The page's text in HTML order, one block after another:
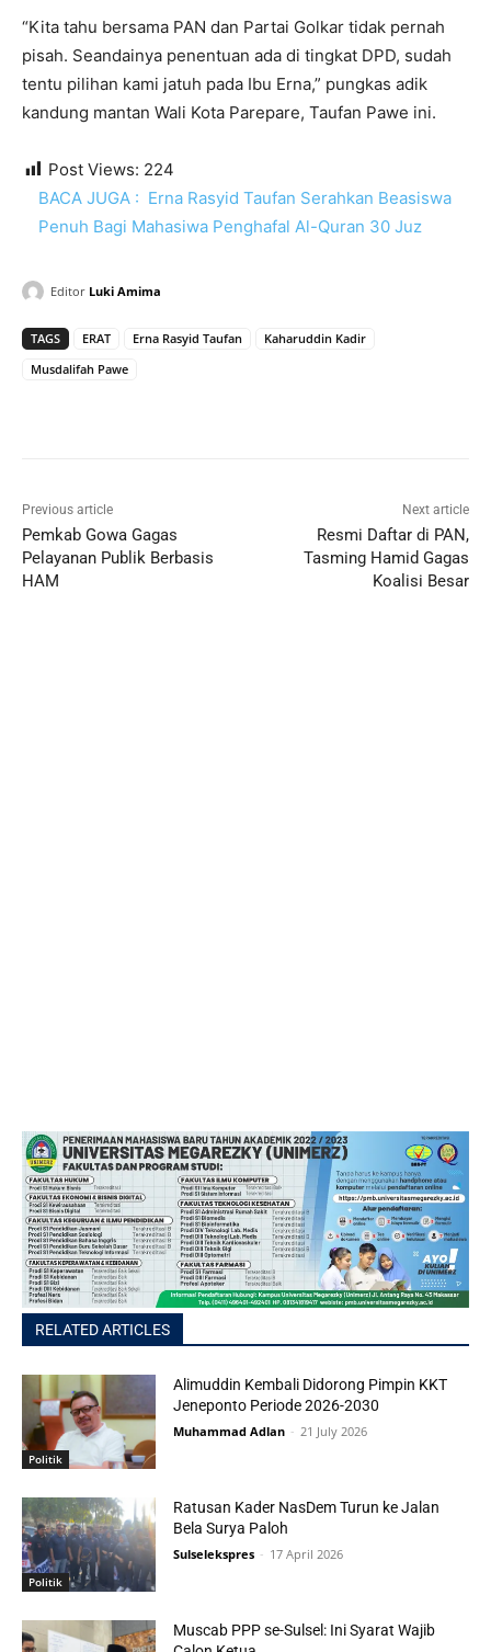
“Kita tahu bersama PAN dan Partai Golkar tidak pernah
pisah. Seandainya penentuan ada di tingkat DPD, sudah
tentu pilihan kami jatuh pada Ibu Erna,” pungkas adik
kandung mantan Wali Kota Parepare, Taufan Pawe ini.
Post Views: 224
BACA JUGA : Erna Rasyid Taufan Serahkan Beasiswa
Penuh Bagi Mahasiwa Penghafal Al-Quran 30 Juz
Editor Luki Amima
TAGS ERAT Erna Rasyid Taufan
Kaharuddin Kadir
Musdalifah Pawe
Previous article
Pemkab Gowa Gagas
Pelayanan Publik Berbasis
HAM
Next article
Resmi Daftar di PAN,
Tasming Hamid Gagas
Koalisi Besar
RELATED ARTICLES
Politik
Alimuddin Kembali Didorong Pimpin KKT
Jeneponto Periode 2026-2030
Muhammad Adlan - 21 July 2026
Politik
Ratusan Kader NasDem Turun ke Jalan
Bela Surya Paloh
Sulselekspres - 17 April 2026
Muscab PPP se-Sulsel: Ini Syarat Wajib